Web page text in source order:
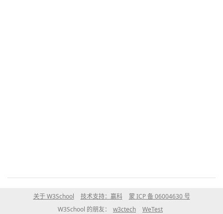
关于 W3School 技术支持：赢科
蒙 ICP 备 06004630 号
W3School 的朋友：
w3ctech WeTest